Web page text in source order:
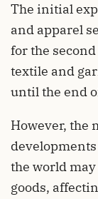
The initial
and apparel
for the
textile and
until the end
However, the
the world
goods,